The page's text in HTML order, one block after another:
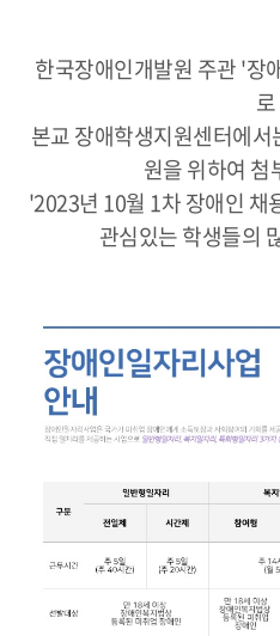
한국장애인개발원 주관 '장
로
본교 장애학생지원센터에서
원을 위하여 첨
'2023년 10월 1차 장애인 채
관심있는 학생들의